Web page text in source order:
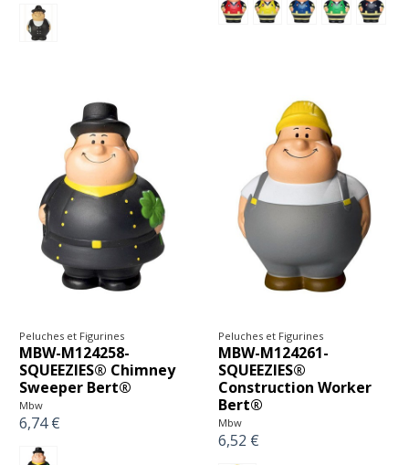
Peluches et Figurines
MBW-M124258-
SQUEEZIES® Chimney
Sweeper Bert®
Mbw
6,74 €
Peluches et Figurines
MBW-M124261-
SQUEEZIES®
Construction Worker
Bert®
Mbw
6,52 €